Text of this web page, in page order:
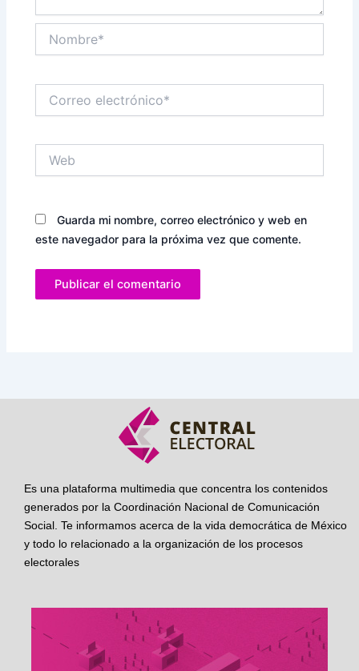
electrónico*
Guarda mi nombre, correo electrónico y web en
este navegador para la próxima vez que comente.
Es una plataforma multimedia que concentra los contenidos
generados por la Coordinación Nacional de Comunicación
Social. Te informamos acerca de la vida democrática de México
y todo lo relacionado a la organización de los procesos
electorales